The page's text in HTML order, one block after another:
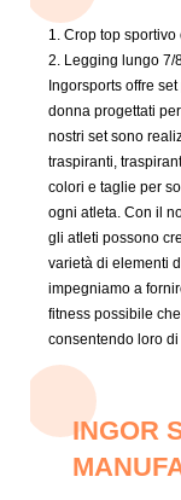
1. Crop top
2. Legging lungo 7/
Ingorsports offre
donna progettati
nostri set sono
traspiranti,
colori e taglie per
ogni atleta. Con il
gli atleti possono
varietà di elementi
impegniamo a
fitness possibile
consentendo loro
INGOR